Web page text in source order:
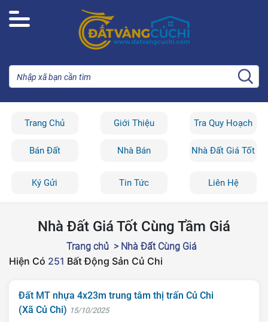
Trang Chủ Giới Thiệu Tra Quy Hoạch
Bán Đất Nhà Bán Nhà Đất Giá Tốt
Ký Gửi Tin Tức Liên Hệ
Nhà Đất Giá Tốt Cùng Tầm Giá
Trang chủ > Nhà Đất Cùng Giá
Hiện Có 251 Bất Động Sản Củ Chi
Đất MT nhựa 4x23m trung tâm thị trấn Củ Chi
(Xã Củ Chi) 15/10/2025